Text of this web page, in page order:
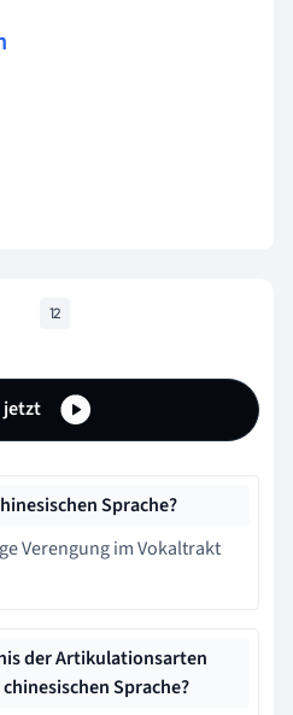
12
jetzt
Sprache?
Verengung im Vokaltrakt
der Artikulationsarten
Sprache?